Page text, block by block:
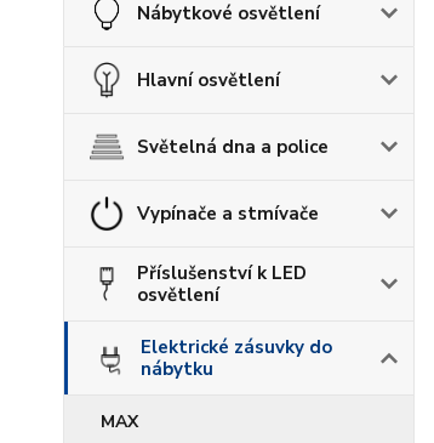
Nábytkové osvětlení
Hlavní osvětlení
Světelná dna a police
Vypínače a stmívače
Příslušenství k LED
osvětlení
Elektrické zásuvky do
nábytku
MAX